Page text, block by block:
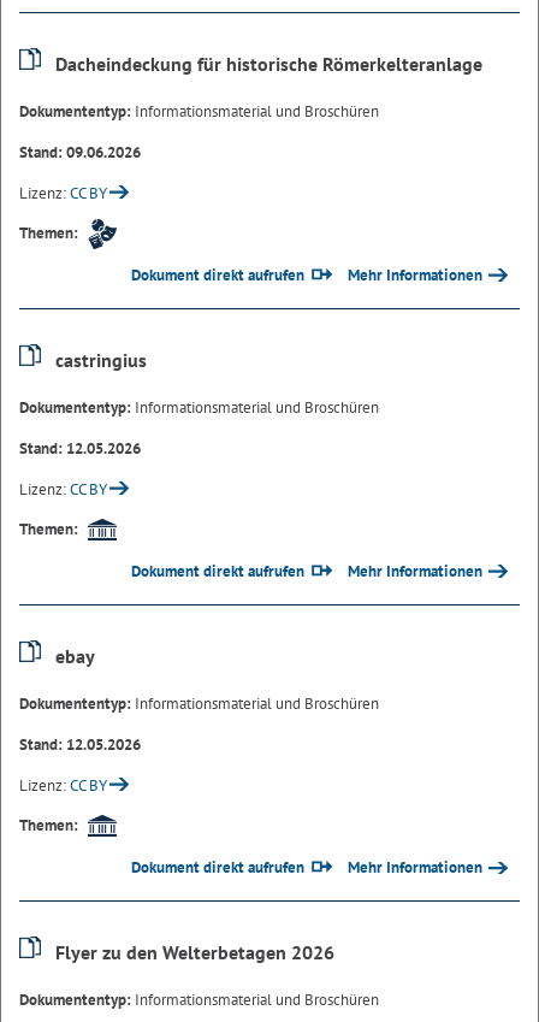
Dacheindeckung für historische Römerkelteranlage
Dokumententyp: Informationsmaterial und Broschüren
Stand: 09.06.2026
Lizenz:CC BY
Themen:
Dokument direkt aufrufen Mehr Informationen
castringius
Dokumententyp: Informationsmaterial und Broschüren
Stand: 12.05.2026
Lizenz:CC BY
Themen:
Dokument direkt aufrufen Mehr Informationen
ebay
Dokumententyp: Informationsmaterial und Broschüren
Stand: 12.05.2026
Lizenz:CC BY
Themen:
Dokument direkt aufrufen Mehr Informationen
Flyer zu den Welterbetagen 2026
Dokumententyp: Informationsmaterial und Broschüren